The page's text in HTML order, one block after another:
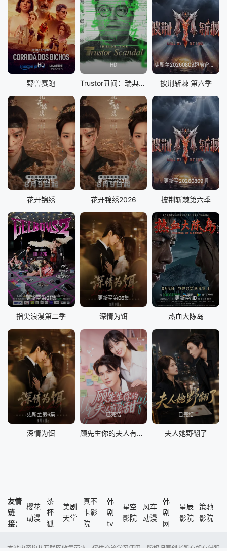
HD
野兽赛跑
HD
Trustor丑闻：瑞典金融案内幕
更新至20260809超前企划第2期
披荆斩棘 第六季
更新至第3集
花开锦绣
更新至第03集
花开锦绣2026
更新至20260809期
披荆斩棘第六季
更新至第01集
指尖浪漫第二季
更新至第06集
深情为饵
更新至HD
热血大陈岛
更新至第6集
深情为饵
已完结
顾先生你的夫人有点甜
已完结
夫人她野翻了
友情
链
接：
樱花
动漫
茶
杯
狐
美剧
天堂
真不
卡影
院
韩
剧
tv
星空
影院
风车
动漫
韩
剧
网
星辰
影院
策驰
影院
本站内容均从互联网收集而来，仅供交流学习使用，版权归原创者所有如有侵犯